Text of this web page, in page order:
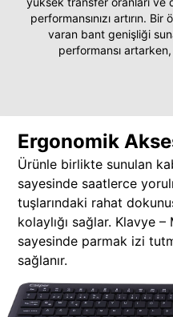
performansınızı artırın.
varan bant genişliği
performansı
Ergonomik
Ürünle birlikte sunulan
sayesinde saatlerce
tuşlarındaki rahat
kolaylığı sağlar. Klavye
sayesinde parmak izi
sağlanır.